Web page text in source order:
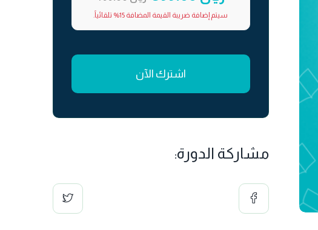
سيتم إضافة ضريبة القيمة المضافة 15% تلقائياً.
اشترك الآن
مشاركة الدورة: